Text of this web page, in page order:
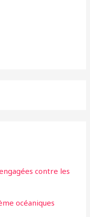
contre les
océaniques